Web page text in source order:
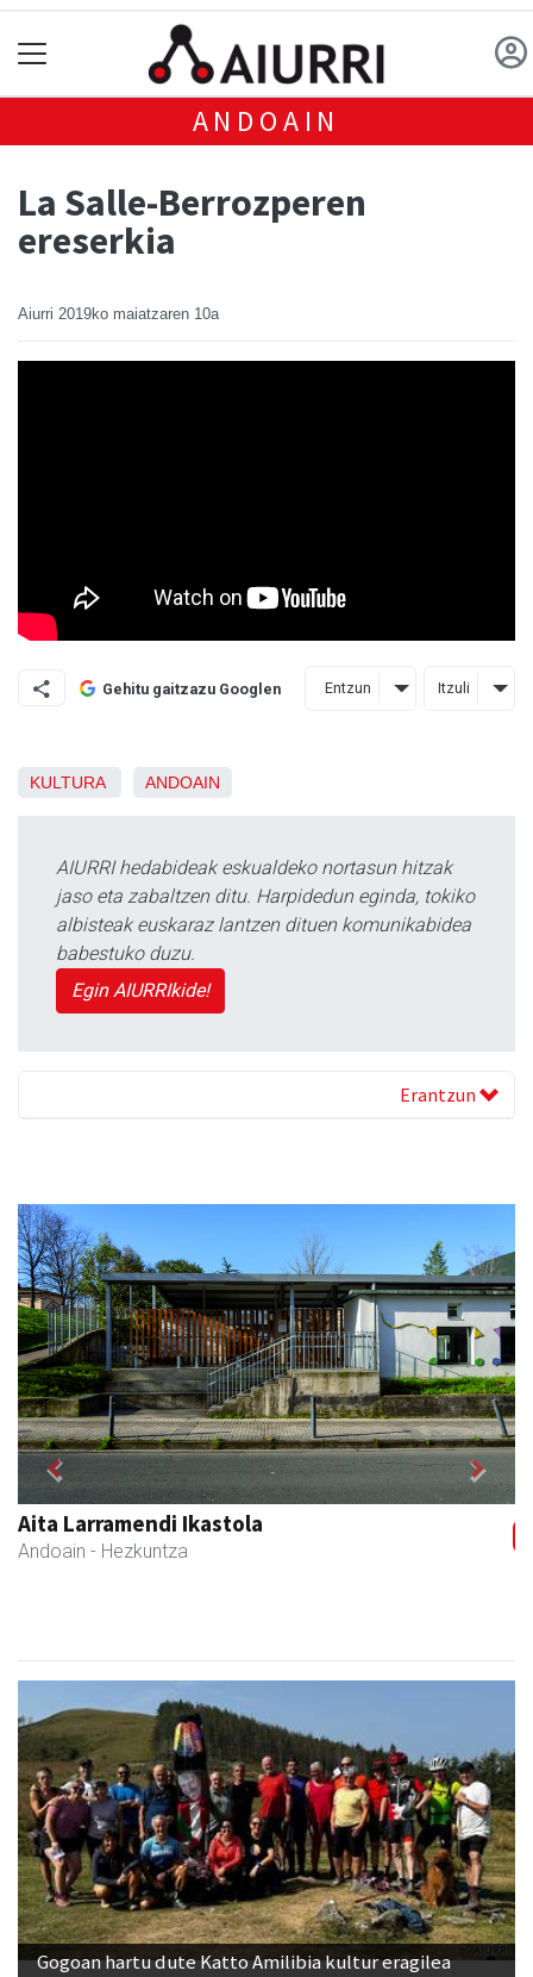
ANDOAIN
La Salle-Berrozperen
ereserkia
Aiurri 2019ko maiatzaren 10a
Gehitu gaitzazu Googlen Entzun Itzuli
KULTURA ANDOAIN
AIURRI hedabideak eskualdeko nortasun hitzak
jaso eta zabaltzen ditu. Harpidedun eginda, tokiko
albisteak euskaraz lantzen dituen komunikabidea
babestuko duzu.
Egin AIURRIkide!
Erantzun
Istuitza Garden
Andoain - Lorezaintza
Previous Next
Gogoan hartu dute Katto Amilibia kultur eragilea